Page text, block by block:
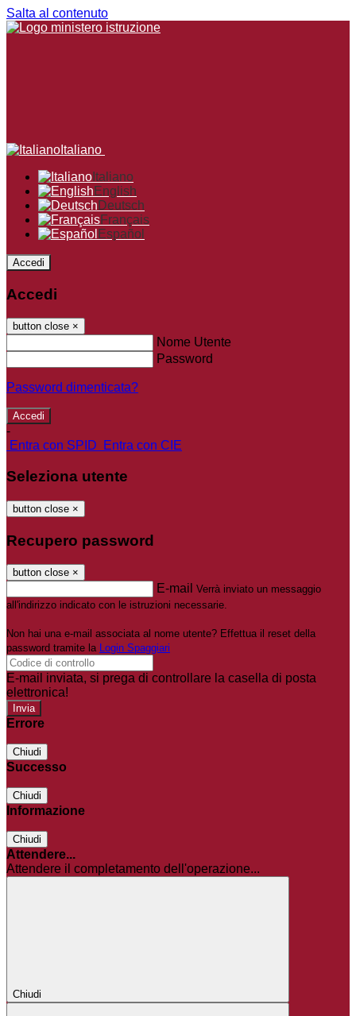
Salta al contenuto
Italiano
Italiano
English
Deutsch
Français
Español
Accedi
Accedi
button close ×
Nome Utente
Password
Password dimenticata?
-
Entra con SPID
Entra con CIE
Seleziona utente
button close ×
Recupero password
button close ×
E-mail Verrà inviato un messaggio
all'indirizzo indicato con le istruzioni necessarie.
Non hai una e-mail associata al nome utente? Effettua il reset della
password tramite la Login Spaggiari
E-mail inviata, si prega di controllare la casella di posta
elettronica!
Errore
Chiudi
Successo
Chiudi
Informazione
Chiudi
Attendere...
Attendere il completamento dell'operazione...
Chiudi